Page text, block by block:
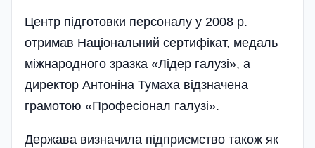
Центр підготовки персоналу у 2008 р.
отримав Національний сертифікат, медаль
міжнародного зразка «Лідер галузі», а
директор Антоніна Тумаха відзначена
грамотою «Професіонал галузі».
Держава визначила під­приємство також як